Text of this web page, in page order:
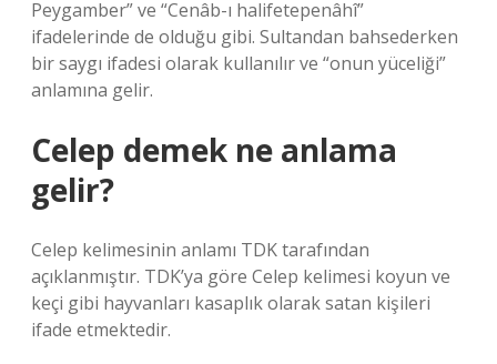
Peygamber” ve “Cenâb-ı halifetepenâhî”
ifadelerinde de olduğu gibi. Sultandan bahsederken
bir saygı ifadesi olarak kullanılır ve “onun yüceliği”
anlamına gelir.
Celep demek ne anlama
gelir?
Celep kelimesinin anlamı TDK tarafından
açıklanmıştır. TDK’ya göre Celep kelimesi koyun ve
keçi gibi hayvanları kasaplık olarak satan kişileri
ifade etmektedir.